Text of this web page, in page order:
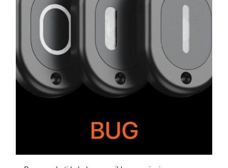
PRODUCTO
TIENE
MÚLTIPLES
VARIANTES.
PUEDEN
ELEGIR
LA